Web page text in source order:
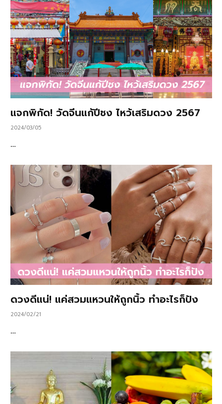
แจกพิกัด! วัดจีนแก้ปีชง ไหว้เสริมดวง 2567
2024/03/05
…
ดวงดีแน่! แค่สวมแหวนให้ถูกนิ้ว ทำอะไรก็ปัง
2024/02/21
…